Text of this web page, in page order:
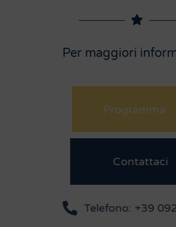
Per maggiori
Programma
Contattaci
Telefono: +39 0924